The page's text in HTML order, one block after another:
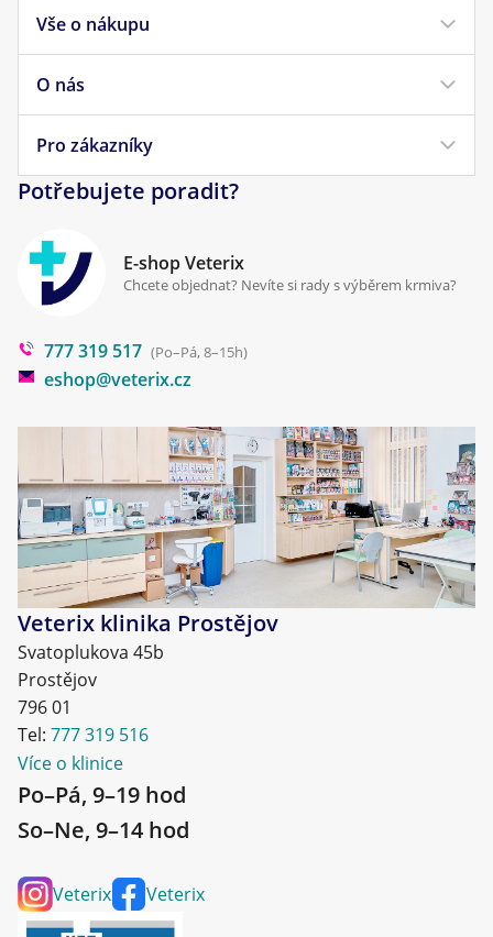
Krmivo pro psy
Krmivo pro kočky
Pamlsky pro psy
Vše o nákupu
Doprava a platba
Obchodní podmínky
Reklamace a vrácení
Cookies a podmínky používání
O nás
Náš příběh
Pro zákazníky
Klinika Prostějov
Poradna
Blog
Potřebujete poradit?
E-shop Veterix
Chcete objednat? Nevíte si rady s výběrem krmiva?
777 319 517 (Po–Pá, 8–15h)
eshop@veterix.cz
Veterix klinika Prostějov
Svatoplukova 45b
Prostějov
796 01
Tel: 777 319 516
Více o klinice
Po–Pá, 9–19 hod
So–Ne, 9–14 hod
Veterix Veterix